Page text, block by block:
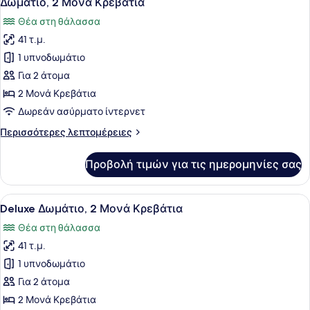
όλων
των
φωτογραφιών
για
Δωμάτιο,
2
Μονά
Κρεβάτια
Θέα στη θάλασσα
41 τ.μ.
1 υπνοδωμάτιο
Για 2 άτομα
2 Μονά Κρεβάτια
Δωρεάν ασύρματο ίντερνετ
Περισσότερες λεπτομέρειες
Περισσότερες
2
Μονά
Κρεβάτια
Προβολή τιμών για τις ημερομηνίες σας
Προβολή
όλων
των
φωτογραφιών
για
Deluxe
Δωμάτιο,
Ένα σύγχρονο δωμάτιο
6
Deluxe Δωμάτιο, 2 Μονά Κρεβάτια
Θέα στη θάλασσα
41 τ.μ.
1 υπνοδωμάτιο
Για 2 άτομα
2 Μονά Κρεβάτια